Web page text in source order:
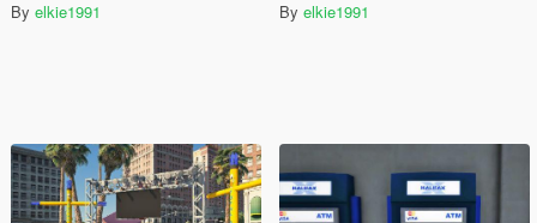
By elkie1991 By elkie1991